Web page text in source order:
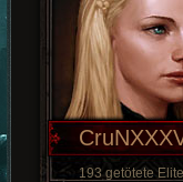
193 getötete Elite